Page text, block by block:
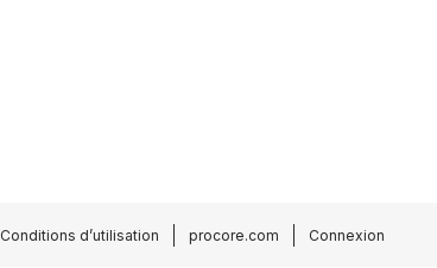
Conditions d’utilisation procore.com Connexion